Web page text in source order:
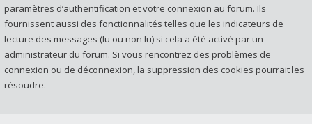
paramètres d’authentification et votre connexion au forum. Ils
fournissent aussi des fonctionnalités telles que les indicateurs de
lecture des messages (lu ou non lu) si cela a été activé par un
administrateur du forum. Si vous rencontrez des problèmes de
connexion ou de déconnexion, la suppression des cookies pourrait les
résoudre.